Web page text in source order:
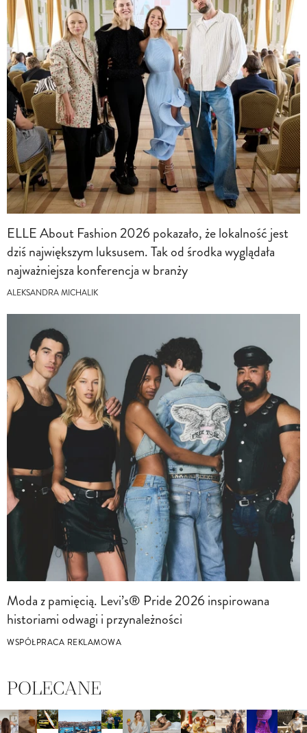
ELLE About Fashion 2026 pokazało, że lokalność jest
dziś największym luksusem. Tak od środka wyglądała
najważniejsza konferencja w branży
ALEKSANDRA MICHALIK
Moda z pamięcią. Levi’s® Pride 2026 inspirowana
historiami odwagi i przynależności
WSPÓŁPRACA REKLAMOWA
POLECANE